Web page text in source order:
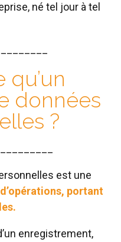
né tel jour à tel
qu’un
données
?
est une
portant
enregistrement,